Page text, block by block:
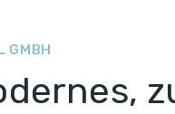
GMBH